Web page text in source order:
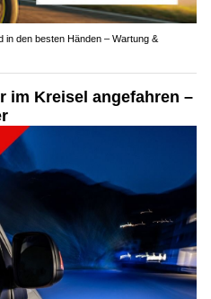
den besten Händen – Wartung &
im Kreisel angefahren –